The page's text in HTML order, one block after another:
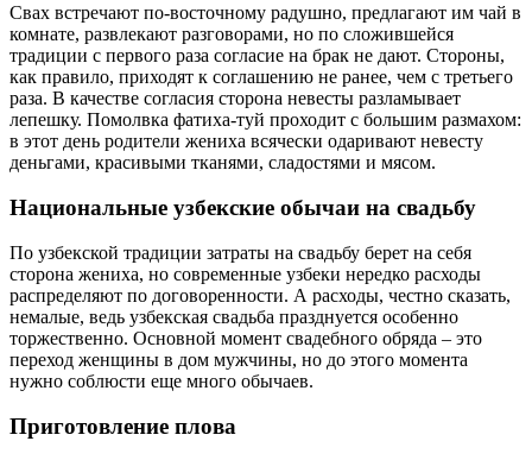
Свах встречают по-восточному радушно, предлагают им чай в
комнате, развлекают разговорами, но по сложившейся
традиции с первого раза согласие на брак не дают. Стороны,
как правило, приходят к соглашению не ранее, чем с третьего
раза. В качестве согласия сторона невесты разламывает
лепешку. Помолвка фатиха-туй проходит с большим размахом:
в этот день родители жениха всячески одаривают невесту
деньгами, красивыми тканями, сладостями и мясом.
Национальные узбекские обычаи на свадьбу
По узбекской традиции затраты на свадьбу берет на себя
сторона жениха, но современные узбеки нередко расходы
распределяют по договоренности. А расходы, честно сказать,
немалые, ведь узбекская свадьба празднуется особенно
торжественно. Основной момент свадебного обряда – это
переход женщины в дом мужчины, но до этого момента
нужно соблюсти еще много обычаев.
Приготовление плова